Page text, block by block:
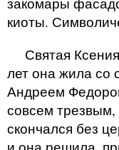
Святая
великая княгиня Елисавета.
Хранитель. Арт. 102.123
8 260 руб.
киоты.
Святая
лет она жила со
Андреем
совсем
скончался без